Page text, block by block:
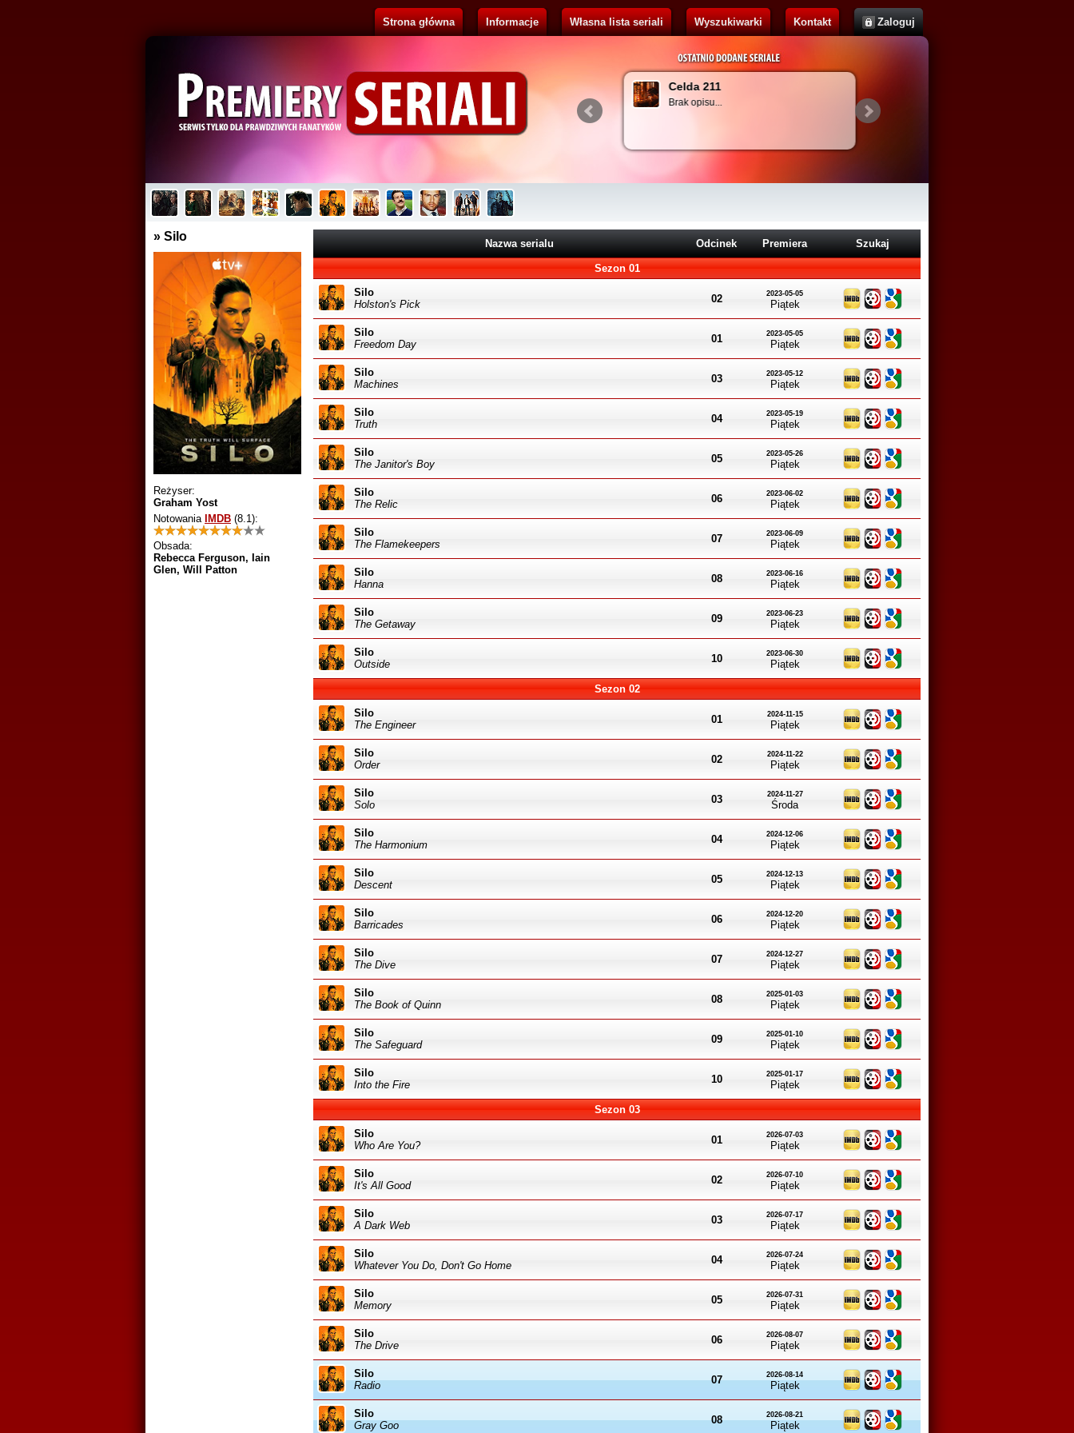
Strona główna Informacje Własna lista seriali Wyszukiwarki Kontakt Zaloguj
Pluribus
Brak opisu...
Celda 211
Brak opisu...
» Silo
Reżyser:
Graham Yost
Notowania IMDB (8.1):
Obsada:
Rebecca Ferguson, Iain
Glen, Will Patton
Nazwa serialu Odcinek Premiera Szukaj
Sezon 01
Silo
Holston's Pick
02 2023-05-05
Piątek
Silo
Freedom Day
01 2023-05-05
Piątek
Silo
Machines
03 2023-05-12
Piątek
Silo
Truth
04 2023-05-19
Piątek
Silo
The Janitor's Boy
05 2023-05-26
Piątek
Silo
The Relic
06 2023-06-02
Piątek
Silo
The Flamekeepers
07 2023-06-09
Piątek
Silo
Hanna
08 2023-06-16
Piątek
Silo
The Getaway
09 2023-06-23
Piątek
Silo
Outside
10 2023-06-30
Piątek
Sezon 02
Silo
The Engineer
01 2024-11-15
Piątek
Silo
Order
02 2024-11-22
Piątek
Silo
Solo
03 2024-11-27
Środa
Silo
The Harmonium
04 2024-12-06
Piątek
Silo
Descent
05 2024-12-13
Piątek
Silo
Barricades
06 2024-12-20
Piątek
Silo
The Dive
07 2024-12-27
Piątek
Silo
The Book of Quinn
08 2025-01-03
Piątek
Silo
The Safeguard
09 2025-01-10
Piątek
Silo
Into the Fire
10 2025-01-17
Piątek
Sezon 03
Silo
Who Are You?
01 2026-07-03
Piątek
Silo
It's All Good
02 2026-07-10
Piątek
Silo
A Dark Web
03 2026-07-17
Piątek
Silo
Whatever You Do, Don't Go Home
04 2026-07-24
Piątek
Silo
Memory
05 2026-07-31
Piątek
Silo
The Drive
06 2026-08-07
Piątek
Silo
Radio
07 2026-08-14
Piątek
Silo
Gray Goo
08 2026-08-21
Piątek